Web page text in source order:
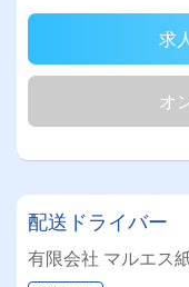
求
オ
配送ドライバー
有限会社 マルエス